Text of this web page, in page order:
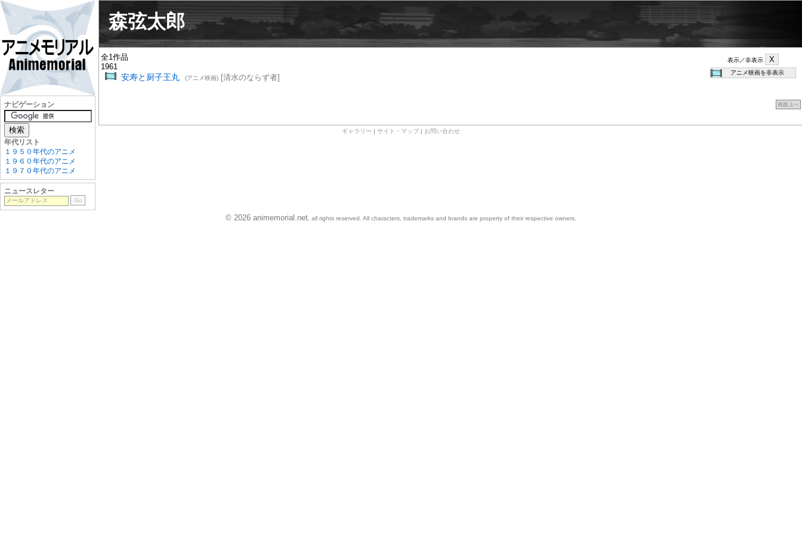
森弦太郎
表示／非表示
全1作品
1961
安寿と厨子王丸 (アニメ映画)[清水のならず者]
画面上へ
ギャラリー サイト・マップ お問い合わせ
ナビゲーション
年代リスト
１９５０年代のアニメ
１９６０年代のアニメ
１９７０年代のアニメ
ニュースレター
© 2026 animemorial.net , all rights reserved. All characters, trademarks and brands are property of their respective owners.